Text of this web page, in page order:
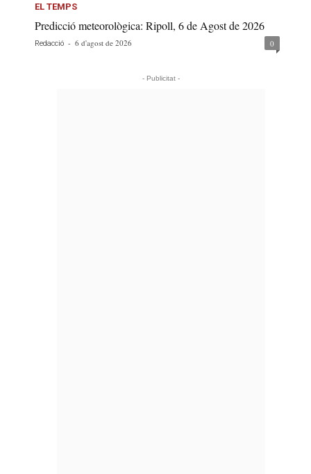
EL TEMPS
Predicció meteorològica: Ripoll, 6 de Agost de 2026
Redacció - 6 d'agost de 2026 0
- Publicitat -